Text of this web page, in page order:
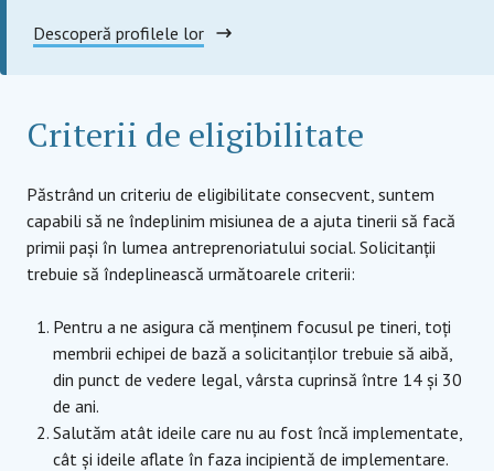
Descoperă profilele lor
Criterii de eligibilitate
Păstrând un criteriu de eligibilitate consecvent, suntem
capabili să ne îndeplinim misiunea de a ajuta tinerii să facă
primii pași în lumea antreprenoriatului social. Solicitanții
trebuie să îndeplinească următoarele criterii:
Pentru a ne asigura că menținem focusul pe tineri, toți
membrii echipei de bază a solicitanților trebuie să aibă,
din punct de vedere legal, vârsta cuprinsă între 14 și 30
de ani.
Salutăm atât ideile care nu au fost încă implementate,
cât și ideile aflate în faza incipientă de implementare.